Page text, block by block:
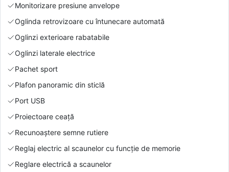
Monitorizare presiune anvelope
Oglinda retrovizoare cu întunecare automată
Oglinzi exterioare rabatabile
Oglinzi laterale electrice
Pachet sport
Plafon panoramic din sticlă
Port USB
Proiectoare ceață
Recunoaștere semne rutiere
Reglaj electric al scaunelor cu funcție de memorie
Reglare electrică a scaunelor